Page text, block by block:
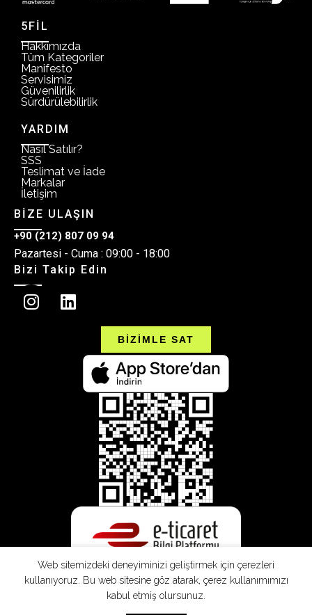
5FİL
Hakkımızda
Tüm Kategoriler
Manifesto
Servisimiz
Güvenilirlik
Sürdürülebilirlik
YARDIM
Nasıl Satılır?
SSS
Teslimat ve İade
Markalar
İletişim
BİZE ULAŞIN
+90 (212) 807 09 94
Pazartesi - Cuma : 09:00 - 18:00
Bizi Takip Edin
BİZİMLE SAT
Web sitemizdeki deneyiminizi geliştirmek için çerezleri
kullanıyoruz. Bu web sitesine göz atarak, çerez kullanımımızı
kabul etmiş olursunuz.